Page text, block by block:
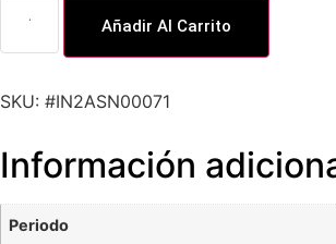
Añadir Al Carrito
SKU: #IN2ASN00071
Información
Periodo